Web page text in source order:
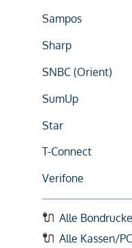
Sampos
Sharp
SNBC (Orient)
SumUp
Star
T-Connect
Verifone
Alle
Alle Kassen/